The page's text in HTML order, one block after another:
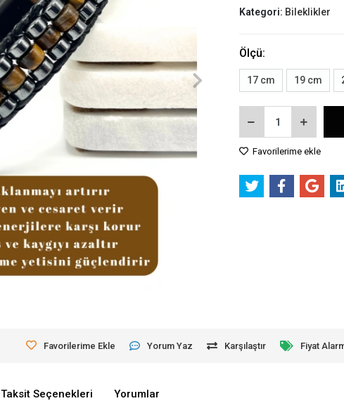
Kategori: Bileklikler
Ölçü:
17 cm 19 cm
Favorilerime ekle
Favorilerime Ekle Yorum Yaz Karşılaştır Fiyat
Taksit Seçenekleri Yorumlar